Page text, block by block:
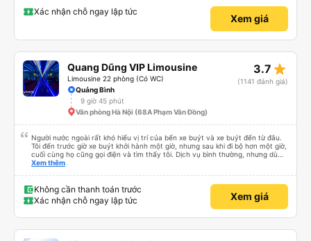
Xác nhận chỗ ngay lập tức
Xem giá
Quang Dũng VIP Limousine
Limousine 22 phòng (Có WC)
3.7 star_rate
(1141 đánh giá)
Quảng Bình
9 giờ 45 phút
Văn phòng Hà Nội (68A Phạm Văn Đồng)
Người nước ngoài rất khó hiểu vị trí của bến xe buýt và xe buýt đến từ đâu.
Tôi đến trước giờ xe buýt khởi hành một giờ, nhưng sau khi đi bộ hơn một giờ,
cuối cùng họ cũng gọi điện và tìm thấy tôi. Dịch vụ bình thường, nhưng dù
sao thì tôi ngủ ngon hơn ở khách sạn vì tôi rất thoải mái. Sẽ tuyệt hơn nếu
Xem thêm
Không cần thanh toán trước
Xác nhận chỗ ngay lập tức
Xem giá